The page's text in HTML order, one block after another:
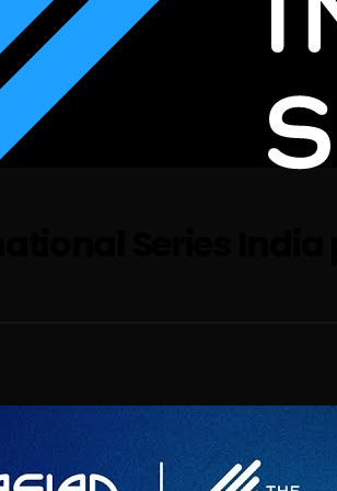
Series India